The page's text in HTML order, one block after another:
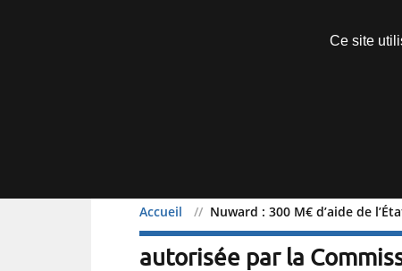
Accueil Nuward : 300 M€ d’aide de
Nuward : 300 M€ d’aide
autorisée par la
Ce site